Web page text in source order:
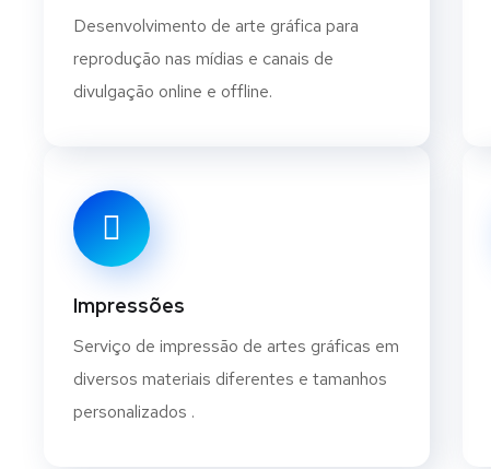
Desenvolvimento de arte gráfica para
reprodução nas mídias e canais de
divulgação online e offline.
Impressões
Serviço de impressão de artes gráficas em
diversos materiais diferentes e tamanhos
personalizados .